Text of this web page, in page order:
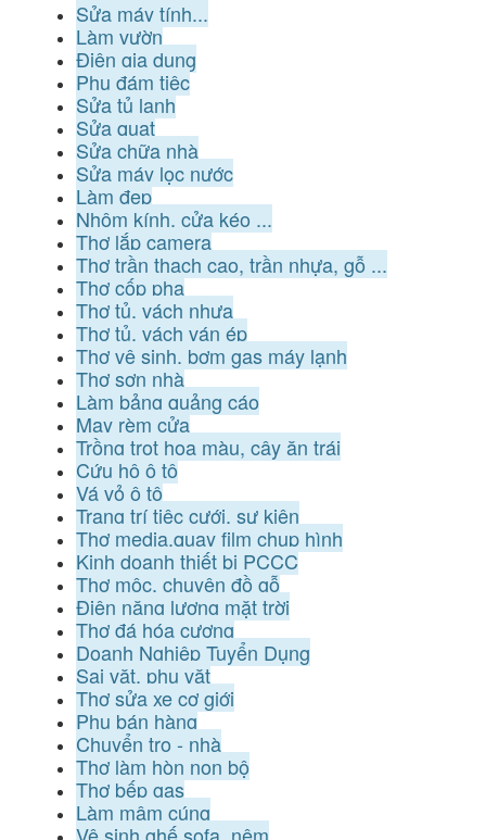
Sửa máy tính...
Làm vườn
Điện gia dụng
Phụ đám tiệc
Sửa tủ lạnh
Sửa quạt
Sửa chữa nhà
Sửa máy lọc nước
Làm đẹp
Nhôm kính, cửa kéo ...
Thợ lắp camera
Thợ trần thạch cao, trần nhựa, gỗ ...
Thợ cốp pha
Thợ tủ, vách nhựa
Thợ tủ, vách ván ép
Thợ vệ sinh, bơm gas máy lạnh
Thợ sơn nhà
Làm bảng quảng cáo
May rèm cửa
Trồng trọt hoa màu, cây ăn trái
Cứu hộ ô tô
Vá vỏ ô tô
Trang trí tiệc cưới, sự kiện
Thợ media,quay film chụp hình
Kinh doanh thiết bị PCCC
Thợ mộc, chuyên đồ gỗ
Điện năng lượng mặt trời
Thợ đá hóa cương
Doanh Nghiệp Tuyển Dụng
Sai vặt, phụ vặt
Thợ sửa xe cơ giới
Phụ bán hàng
Chuyển trọ - nhà
Thợ làm hòn non bộ
Thợ bếp gas
Làm mâm cúng
Vệ sinh ghế sofa, nệm